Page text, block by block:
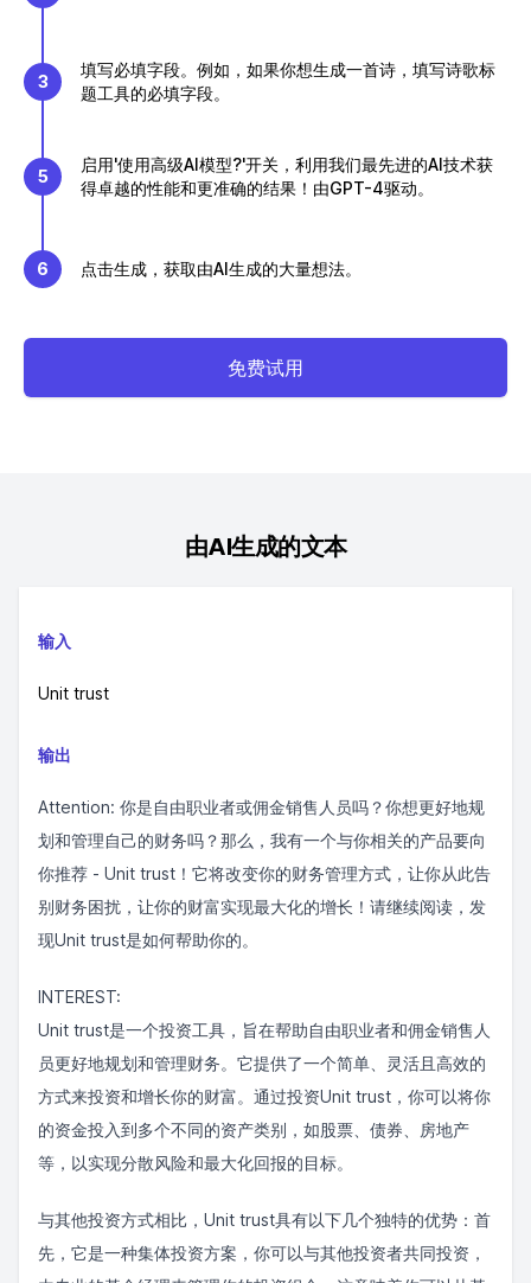
3
填写必填字段。例如，如果你想生成一首诗，填写诗歌标
题工具的必填字段。
5
启用'使用高级AI模型?'开关，利用我们最先进的AI技术获
得卓越的性能和更准确的结果！由GPT-4驱动。
6 点击生成，获取由AI生成的大量想法。
免费试用
由AI生成的文本
输入
Unit trust
输出
Attention: 你是自由职业者或佣金销售人员吗？你想更好地规
划和管理自己的财务吗？那么，我有一个与你相关的产品要向
你推荐 - Unit trust！它将改变你的财务管理方式，让你从此告
别财务困扰，让你的财富实现最大化的增长！请继续阅读，发
现Unit trust是如何帮助你的。
INTEREST:
Unit trust是一个投资工具，旨在帮助自由职业者和佣金销售人
员更好地规划和管理财务。它提供了一个简单、灵活且高效的
方式来投资和增长你的财富。通过投资Unit trust，你可以将你
的资金投入到多个不同的资产类别，如股票、债券、房地产
等，以实现分散风险和最大化回报的目标。
与其他投资方式相比，Unit trust具有以下几个独特的优势：首
先，它是一种集体投资方案，你可以与其他投资者共同投资，